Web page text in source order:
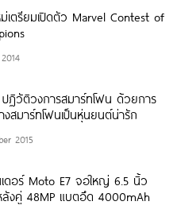
ม่เตรียมเปิดตัว Marvel Contest of
ปฏิวัติวงการสมาร์ทโฟน ด้วยการ
งสมาร์ทโฟนเป็นหุ่นยนต์น่ารัก
2015
เดอร์ Moto E7 จอใหญ่ 6.5 นิ้ว
งคู่ 48MP แบตอึด 4000mAh